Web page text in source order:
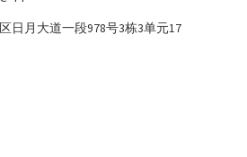
日月大道一段978号3栋3单元17